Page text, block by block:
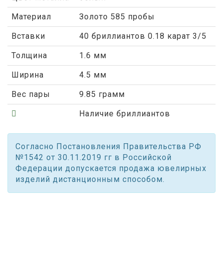
Материал Золото 585 пробы
Вставки 40 бриллиантов 0.18 карат 3/5
Толщина 1.6 мм
Ширина 4.5 мм
Вес пары 9.85 грамм
Наличие бриллиантов
Согласно Постановления Правительства РФ
№1542 от 30.11.2019 гг в Российской
Федерации допускается продажа ювелирных
изделий дистанционным способом.